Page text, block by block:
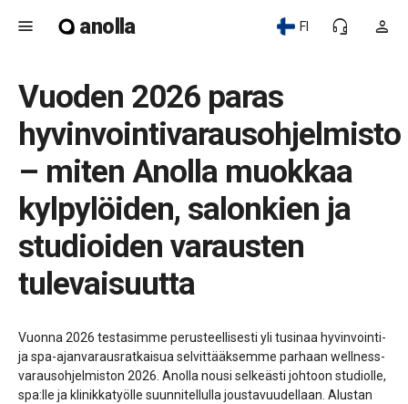
menu anolla person
headset_mic
FI
Vuoden 2026 paras
hyvinvointivarausohjelmisto
– miten Anolla muokkaa
kylpylöiden, salonkien ja
studioiden varausten
tulevaisuutta
Vuonna 2026 testasimme perusteellisesti yli tusinaa hyvinvointi-
ja spa-ajanvarausratkaisua selvittääksemme parhaan wellness-
varausohjelmiston 2026. Anolla nousi selkeästi johtoon studiolle,
spa:lle ja klinikkatyölle suunnitellulla joustavuudellaan. Alustan